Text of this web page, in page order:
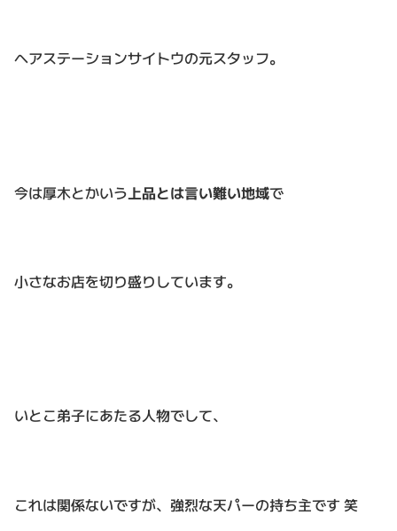
ヘアステーションサイトウの元スタッフ。
今は厚木とかいう 上品とは言い難い地域で
小さなお店を切り盛りしています。
いとこ弟子にあたる人物でして、
これは関係ないですが、強烈な天パーの持ち主です 笑